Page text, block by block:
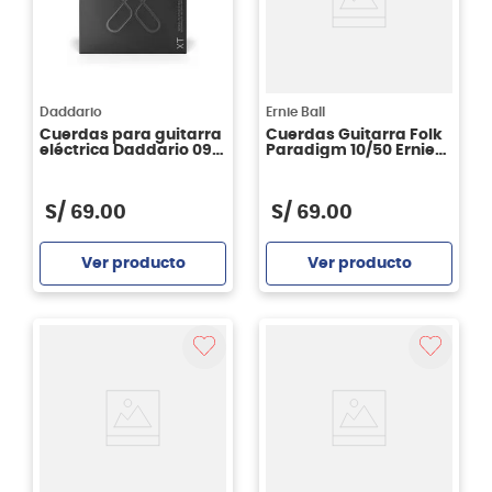
Daddario
Cuerdas para guitarra
eléctrica Daddario 09-
S/ 69.00
Ver producto
Ernie Ball
Cuerdas Guitarra Folk
Paradigm 10/50 Ernie
S/ 69.00
Ver producto